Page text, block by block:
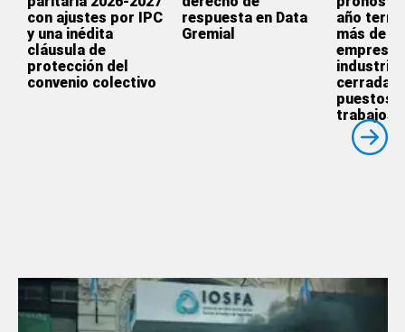
con ajustes por IPC
y una inédita
cláusula de
protección del
convenio colectivo
respuesta en Data
Gremial
año
más de
empresas
cerradas
puestos
trabajos